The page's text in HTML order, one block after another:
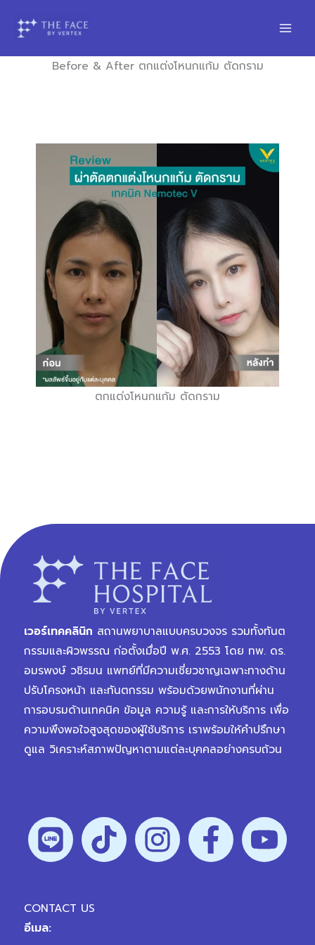
Before & After ตกแต่งโหนกแก้ม ตัดกราม
ตกแต่งโหนกแก้ม ตัดกราม
เวอร์เทคคลินิก สถานพยาบาลแบบครบวงจร รวมทั้งทันต
กรรมและผิวพรรณ ก่อตั้งเมื่อปี พ.ศ. 2553 โดย ทพ. ดร.
อมรพงษ์ วชิรมน แพทย์ที่มีความเชี่ยวชาญเฉพาะทางด้าน
ปรับโครงหน้า และทันตกรรม พร้อมด้วยพนักงานที่ผ่าน
การอบรมด้านเทคนิค ข้อมูล ความรู้ และการให้บริการ เพื่อ
ความพึงพอใจสูงสุดของผู้ใช้บริการ เราพร้อมให้คำปรึกษา
ดูแล วิเคราะห์สภาพปัญหาตามแต่ละบุคคลอย่างครบถ้วน
CONTACT US
อีเมล: